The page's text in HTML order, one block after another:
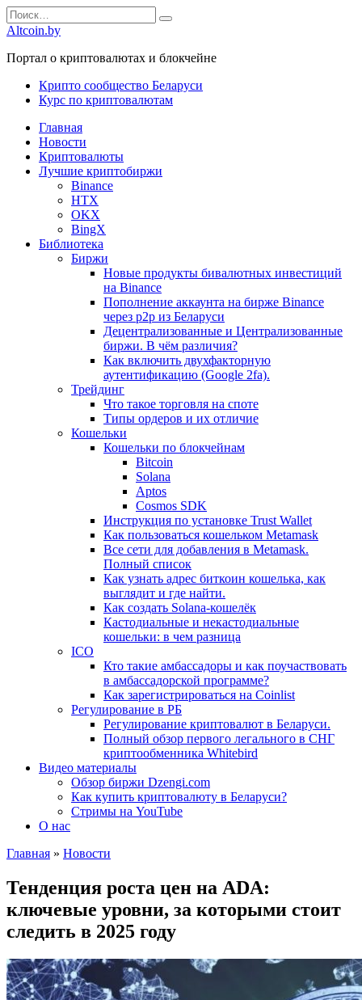
Перейти
к
содержанию
Search
for:
Altcoin.by
Портал о криптовалютах и блокчейне
Крипто сообщество Беларуси
Курс по криптовалютам
Главная
Новости
Криптовалюты
Лучшие криптобиржи
Binance
HTX
OKX
BingX
Библиотека
Биржи
Новые продукты бивалютных инвестиций
на Binance
Пополнение аккаунта на бирже Binance
через р2р из Беларуси
Децентрализованные и Централизованные
биржи. В чём различия?
Как включить двухфакторную
аутентификацию (Google 2fa).
Трейдинг
Что такое торговля на споте
Типы ордеров и их отличие
Кошельки
Кошельки по блокчейнам
Bitcoin
Solana
Aptos
Cosmos SDK
Инструкция по установке Trust Wallet
Как пользоваться кошельком Metamask
Все сети для добавления в Metamask.
Полный список
Как узнать адрес биткоин кошелька, как
выглядит и где найти.
Как создать Solana-кошелёк
Кастодиальные и некастодиальные
кошельки: в чем разница
ICO
Кто такие амбассадоры и как поучаствовать
в амбассадорской программе?
Как зарегистрироваться на Coinlist
Регулирование в РБ
Регулирование криптовалют в Беларуси.
Полный обзор первого легального в СНГ
криптообменника Whitebird
Видео материалы
Обзор биржи Dzengi.com
Как купить криптовалюту в Беларуси?
Стримы на YouTube
О нас
Главная » Новости
Тенденция роста цен на ADA:
ключевые уровни, за которыми стоит
следить в 2025 году